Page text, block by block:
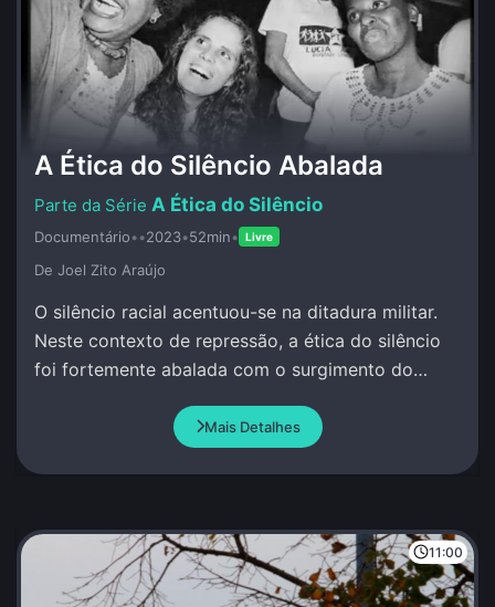
A Ética do Silêncio Abalada
A Ética do Silêncio
Documentário••2023•52min• Livre
De Joel Zito Araújo
O silêncio racial acentuou-se na ditadura militar.
Neste contexto de repressão, a ética do silêncio
foi fortemente abalada com o surgimento do
Mais Detalhes
11:00